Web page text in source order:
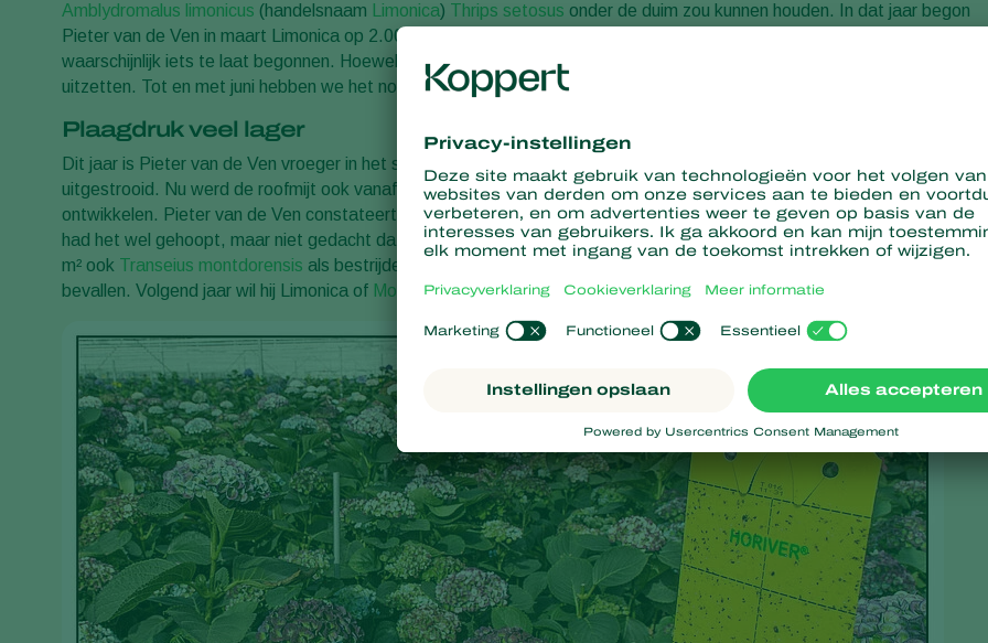
Amblydromalus limonicus (handelsnaam Limonica) Thrips setosus onder de duim zou kunnen houden. In dat jaar begon
Pieter van de Ven in maart Limonica op 2.000 m² uit te zetten. De plaagdruk was toen al hoog. “We zijn toen
waarschijnlijk iets te laat begonnen. Hoewel er volop exemplaren van Limonica te zien waren, moesten we blijven
uitzetten. Tot en met juni hebben we het nog met Limonica kunnen redden. Daarna was een chemische correctie nodig.”
Plaagdruk veel lager
Dit jaar is Pieter van de Ven vroeger in het seizoen met Limonica
begonnen. Half februari al werd de bestrijder
uitgestrooid. Nu werd de roofmijt ook vanaf het begin bijgevoerd, waardoor hij zijn populatie nog sneller en beter kon
ontwikkelen. Pieter van de Ven constateert dat de aanpak werkt: de plaagdruk is dit jaar een stuk lager gebleven. “Ik
had het wel gehoopt, maar niet gedacht dat ik zo ver zou komen”, zegt hij. De Boxtelse teler heeft in een vak van 1.200
m² ook
Transeius montdorensis als bestrijder van
bevallen. Volgend jaar wil hij Limonica of Montdo-Mitedan ook bedrijfsbreed gaan toepassen.